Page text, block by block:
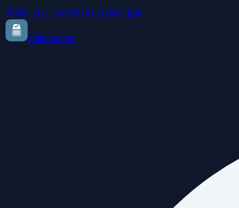
Aller au contenu principal
Elections